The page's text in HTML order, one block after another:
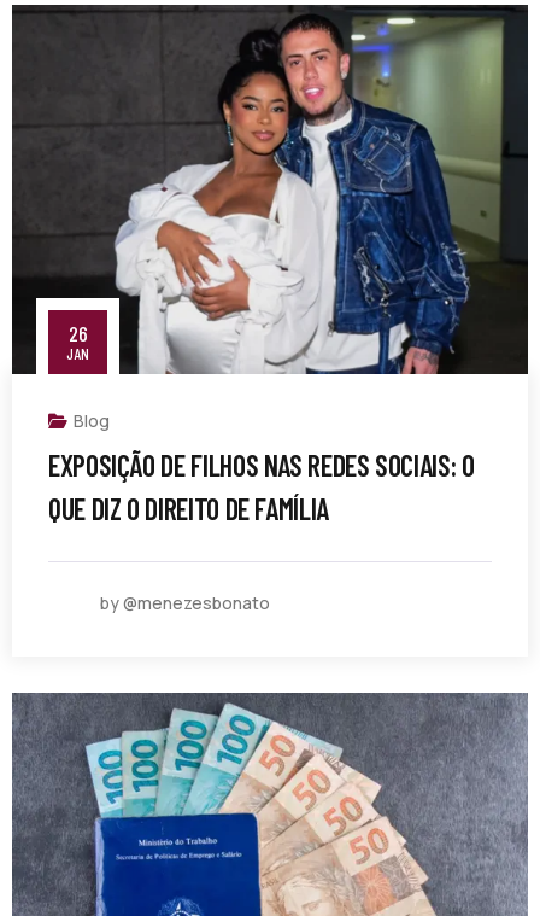
26
JAN
Blog
EXPOSIÇÃO DE FILHOS NAS REDES SOCIAIS: O
QUE DIZ O DIREITO DE FAMÍLIA
by @menezesbonato